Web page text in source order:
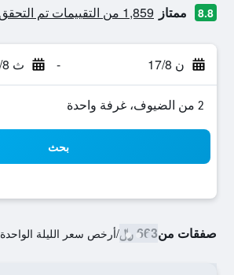
8.8 ممتاز 1,859 من التقييمات تم التحقق منها
ن 17/8 - ث 18/8
2 من الضيوف، غرفة واحدة
بحث
صفقات من663 ﷼ /أرخص سعر الليلة الواحدة